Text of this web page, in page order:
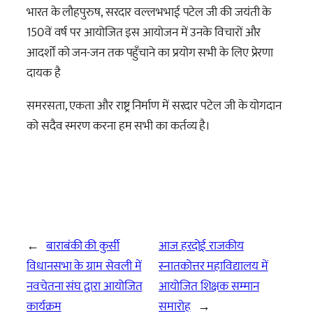
भारत के लौहपुरुष, सरदार वल्लभभाई पटेल जी की जयंती के
150वें वर्ष पर आयोजित इस आयोजन में उनके विचारों और
आदर्शों को जन-जन तक पहुँचाने का प्रयोग सभी के लिए प्रेरणा
दायक है
समरसता, एकता और राष्ट्र निर्माण में सरदार पटेल जी के योगदान
को सदैव स्मरण करना हम सभी का कर्तव्य है।
← बाराबंकी की कुर्सी
विधानसभा के ग्राम सेवली में
नवचेतना संघ द्वारा आयोजित
कार्यक्रम
आज हरदोई राजकीय
स्नातकोत्तर महाविद्यालय में
आयोजित शिक्षक सम्मान
समारोह →